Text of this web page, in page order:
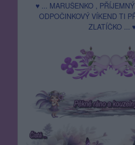
♥ ... MARUŠENKO ,
ODPOČINKOVÝ VÍKEND TI
ZLATÍČKO ...